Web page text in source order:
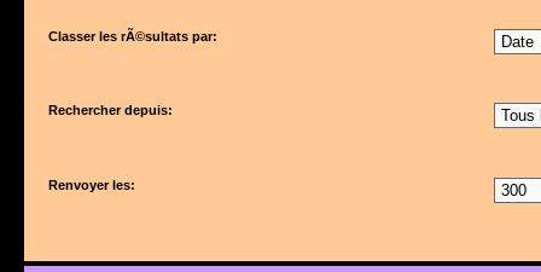
Classer les rÃ©sultats par:
Rechercher depuis:
Renvoyer les: